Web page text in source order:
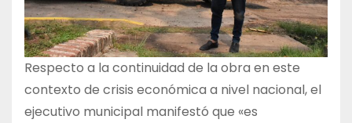
Respecto a la continuidad de la obra en este
contexto de crisis económica a nivel nacional, el
ejecutivo municipal manifestó que «es